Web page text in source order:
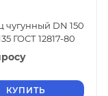
чугунный DN 150
ГОСТ 12817-80
КУПИТЬ